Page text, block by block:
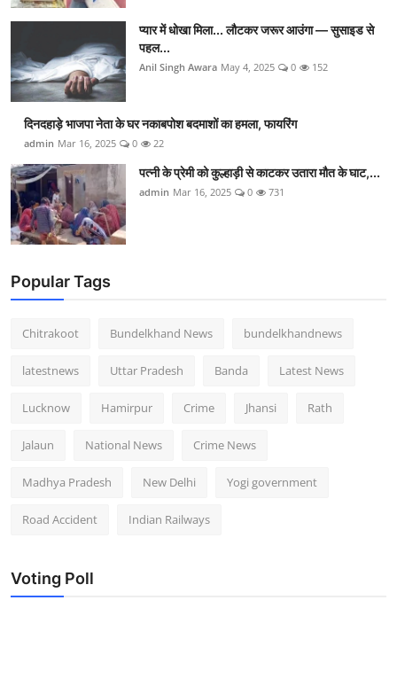
प्यार में धोखा मिला... लौटकर जरूर आउंगा — सुसाइड से
पहल...
Anil Singh Awara May 4, 2025 0 152
दिनदहाड़े भाजपा नेता के घर नकाबपोश बदमाशों का हमला, फायरिंग
admin Mar 16, 2025 0 22
पत्नी के प्रेमी को कुल्हाड़ी से काटकर उतारा मौत के घाट,...
admin Mar 16, 2025 0 731
Popular Tags
Chitrakoot Bundelkhand News bundelkhandnews
latestnews Uttar Pradesh Banda Latest News
Lucknow Hamirpur Crime Jhansi Rath
Jalaun National News Crime News
Madhya Pradesh New Delhi Yogi government
Road Accident Indian Railways
Voting Poll